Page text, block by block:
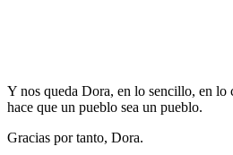
Y nos queda Dora, en lo sencillo, en lo
hace que un pueblo sea un pueblo.
Gracias por tanto, Dora.